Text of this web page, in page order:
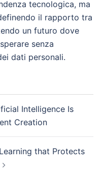
tecnologica, ma
il rapporto tra
un futuro dove
senza
dati personali.
Intelligence Is
Creation
that Protects